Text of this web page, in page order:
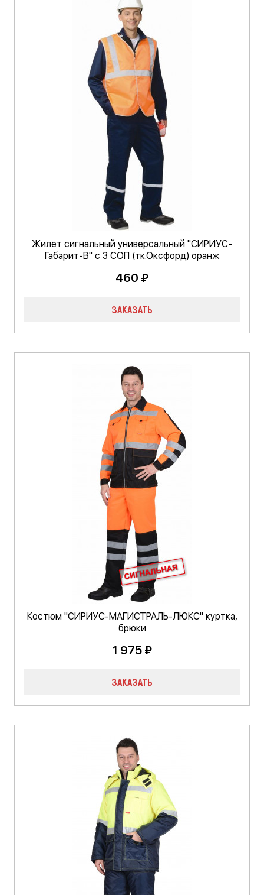
Жилет сигнальный универсальный "СИРИУС-
Габарит-В" с 3 СОП (тк.Оксфорд) оранж
460 ₽
ЗАКАЗАТЬ
Костюм "СИРИУС-МАГИСТРАЛЬ-ЛЮКС" куртка,
брюки
1 975 ₽
ЗАКАЗАТЬ